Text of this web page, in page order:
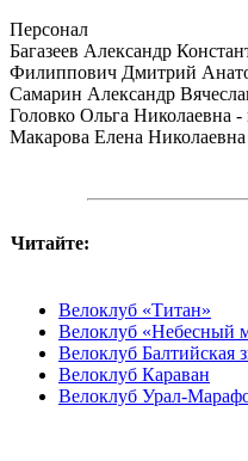
Персонал
Багазеев Александр
Филиппович Дмитрий
Самарин Александр
Головко Ольга Николаевна -
Макарова Елена Николаевна
Читайте:
Велоклуб «Титан»
Велоклуб «Небесный
Велоклуб Балтийская
Велоклуб Караван
Велоклуб Урал-